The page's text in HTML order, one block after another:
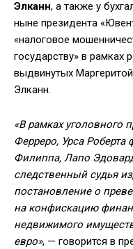
Элканн, а также у
ныне президента
«налоговое
государству» в рамках
выдвинутых
Элканн.
«В рамках уголовного
Ферреро, Урса
Филиппа, Лапо
следственный судья
постановление о
на конфискацию
недвижимого
евро», — говорится в